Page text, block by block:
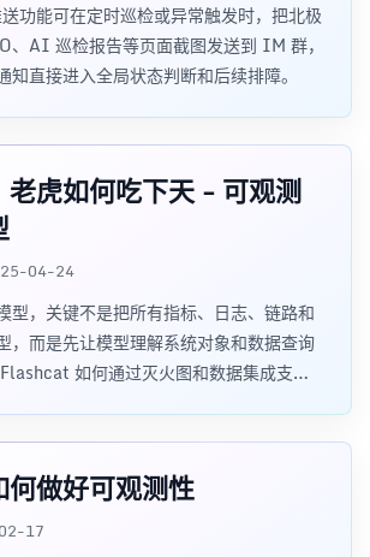
功能可在定时巡检或异常触发时，把北极
、AI 巡检报告等页面截图发送到 IM 群，
知直接进入全局状态判断和后续排障。
老虎如何吃下天 - 可观测
04-24
型，关键不是把所有指标、日志、链路和
，而是先让模型理解系统对象和数据查询
如何通过灭火图和数据集成支撑
做好可观测性
17